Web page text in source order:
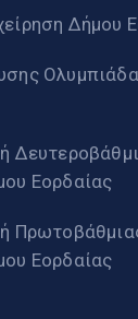
Δήμου
Εορδαίας
Εορδαίας